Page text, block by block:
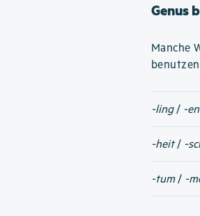
Genus
Manche
-ling/ -en
-heit/ -
-tum/ -